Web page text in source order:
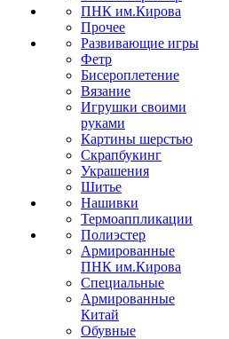
ПНК им.Кирова
Прочее
Развивающие игры
Фетр
Бисероплетение
Вязание
Игрушки своими
руками
Картины шерстью
Скрапбукинг
Украшения
Шитье
Нашивки
Термоаппликации
Полиэстер
Армированные
ПНК им.Кирова
Специальные
Армированные
Китай
Обувные